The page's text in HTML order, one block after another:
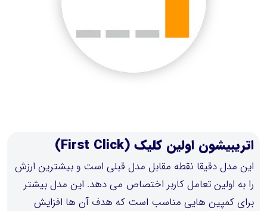
اتریبیشون اولین کلیک (First Click)
این مدل دقیقا نقطه مقابل مدل قبلی است و بیشترین ارزش
را به اولین تعامل کاربر اختصاص می دهد. این مدل بیشتر
برای کمپین هایی مناسب است که هدف آن ها افزایش